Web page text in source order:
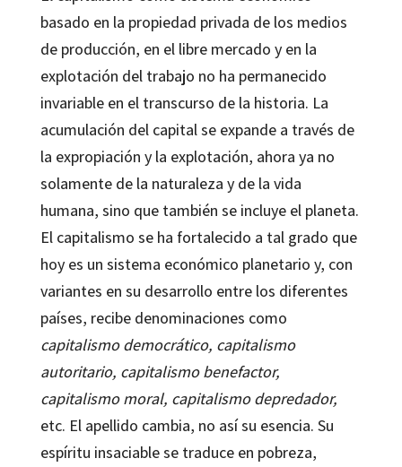
basado en la propiedad privada de los medios
de producción, en el libre mercado y en la
explotación del trabajo no ha permanecido
invariable en el transcurso de la historia. La
acumulación del capital se expande a través de
la expropiación y la explotación, ahora ya no
solamente de la naturaleza y de la vida
humana, sino que también se incluye el planeta.
El capitalismo se ha fortalecido a tal grado que
hoy es un sistema económico planetario y, con
variantes en su desarrollo entre los diferentes
países, recibe denominaciones como
capitalismo democrático, capitalismo
autoritario, capitalismo benefactor,
capitalismo moral, capitalismo depredador,
etc. El apellido cambia, no así su esencia. Su
espíritu insaciable se traduce en pobreza,